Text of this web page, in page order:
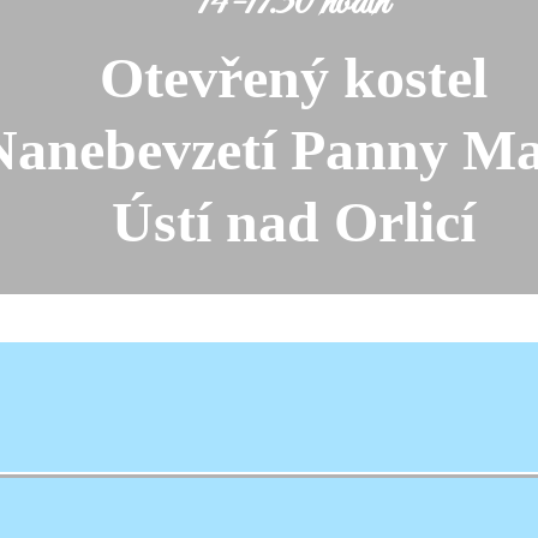
Otevřený kostel
Panny
Ústí nad Orlicí